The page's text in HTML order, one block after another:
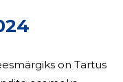
on Tartus